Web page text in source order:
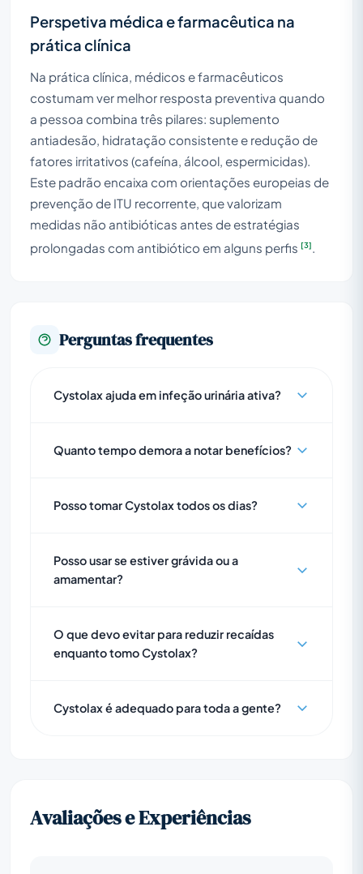
Perspetiva médica e farmacêutica na
prática clínica
Na prática clínica, médicos e farmacêuticos
costumam ver melhor resposta preventiva quando
a pessoa combina três pilares: suplemento
antiadesão, hidratação consistente e redução de
fatores irritativos (cafeína, álcool, espermicidas).
Este padrão encaixa com orientações europeias de
prevenção de ITU recorrente, que valorizam
medidas não antibióticas antes de estratégias
prolongadas com antibiótico em alguns perfis [3]
Perguntas frequentes
Cystolax ajuda em infeção urinária ativa?
Quanto tempo demora a notar benefícios?
Posso tomar Cystolax todos os dias?
Posso usar se estiver grávida ou a
amamentar?
O que devo evitar para reduzir recaídas
enquanto tomo Cystolax?
Cystolax é adequado para toda a gente?
Avaliações e Experiências